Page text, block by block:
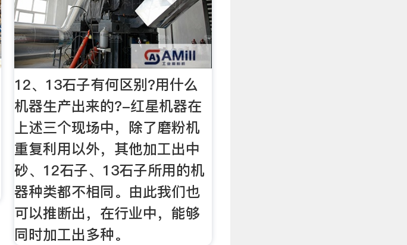
12、13石子有何区别?用什么
机器生产出来的?-红星机器在
上述三个现场中，除了磨粉机
重复利用以外，其他加工出中
砂、12石子、13石子所用的机
器种类都不相同。由此我们也
可以推断出，在行业中，能够
同时加工出多种。